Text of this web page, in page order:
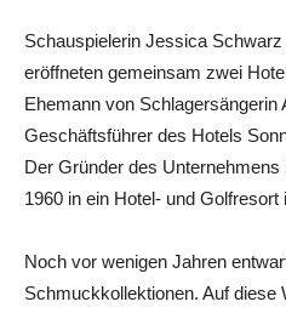
Schauspielerin Jessica
eröffneten gemeinsam zwei
Ehemann von Schlagersängerin
Geschäftsführer des Hotels
Der Gründer des
1960 in ein Hotel- und Golfresort
Noch vor wenigen Jahren
Schmuckkollektionen. Auf diese